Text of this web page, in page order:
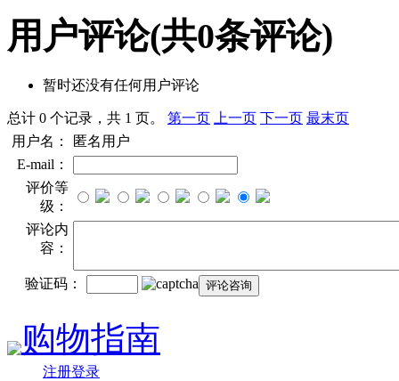
用户评论(共0条评论)
暂时还没有任何用户评论
总计 0 个记录，共 1 页。 第一页 上一页 下一页 最末页
用户名：
匿名用户
E-mail：
评价等
级：
评论内
容：
验证码：
购物指南
注册登录